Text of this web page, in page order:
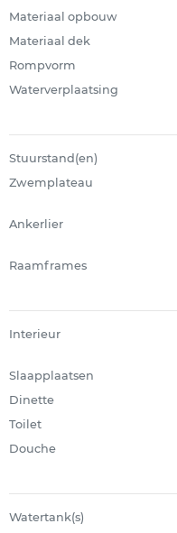
Materiaal opbouw
Materiaal dek
Rompvorm
Waterverplaatsing
Stuurstand(en)
Zwemplateau
Ankerlier
Raamframes
Interieur
Slaapplaatsen
Dinette
Toilet
Douche
Watertank(s)